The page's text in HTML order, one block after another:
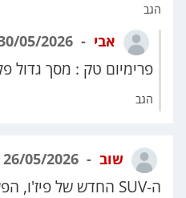
הגב
אבי
פרימיום טק : מסך גדול
הגב
שוב
ה-SUV החדש של פיז'ו, הפעם תחת סמל לנצ'יה.